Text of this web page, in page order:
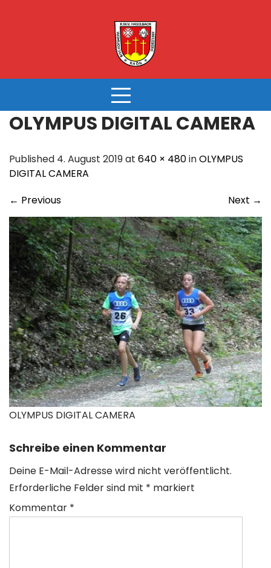
OLYMPUS DIGITAL CAMERA
Published 4. August 2019 at 640 × 480inOLYMPUS
DIGITAL CAMERA
← Previous Next →
OLYMPUS DIGITAL CAMERA
Schreibe einen Kommentar
Deine E-Mail-Adresse wird nicht veröffentlicht.
Erforderliche Felder sind mit * markiert
Kommentar *